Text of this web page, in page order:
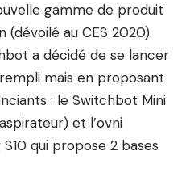
gamme de produit
au CES 2020).
a décidé de se lancer
mais en proposant
: le Switchbot Mini
et l’ovni
qui propose 2 bases